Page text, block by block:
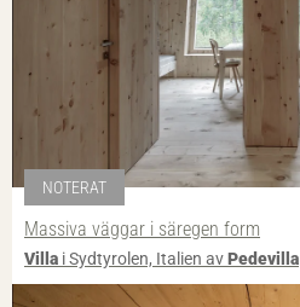
NOTERAT
Massiva väggar i säregen form
Villa i Sydtyrolen, Italien avPedevilla